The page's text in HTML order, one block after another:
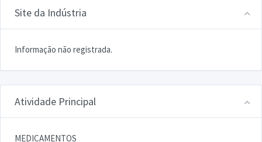
Site da Indústria
Informação não registrada.
Atividade Principal
MEDICAMENTOS